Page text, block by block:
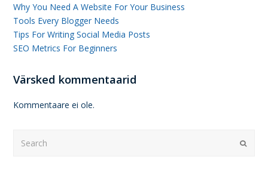
Why You Need A Website For Your Business
Tools Every Blogger Needs
Tips For Writing Social Media Posts
SEO Metrics For Beginners
Värsked kommentaarid
Kommentaare ei ole.